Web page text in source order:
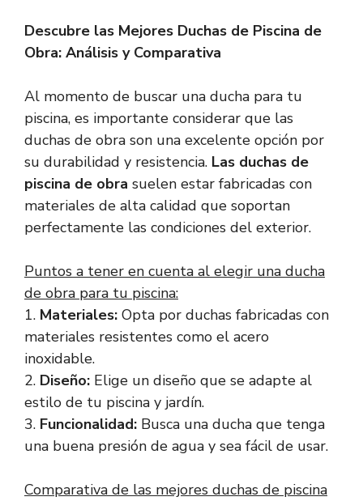
Descubre las Mejores Duchas de Piscina de
Obra: Análisis y Comparativa
Al momento de buscar una ducha para tu
piscina, es importante considerar que las
duchas de obra son una excelente opción por
su durabilidad y resistencia. Las duchas de
piscina de obra suelen estar fabricadas con
materiales de alta calidad que soportan
perfectamente las condiciones del exterior.
Puntos a tener en cuenta al elegir una ducha
de obra para tu piscina:
1. Materiales: Opta por duchas fabricadas con
materiales resistentes como el acero
inoxidable.
2. Diseño: Elige un diseño que se adapte al
estilo de tu piscina y jardín.
3. Funcionalidad: Busca una ducha que tenga
una buena presión de agua y sea fácil de usar.
Comparativa de las mejores duchas de piscina